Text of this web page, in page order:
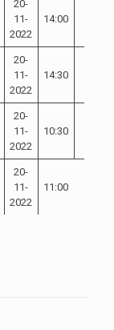
20-
11-
2022
14:00
20-
11-
2022
14:30
20-
11-
2022
10:30
20-
11-
2022
11:00